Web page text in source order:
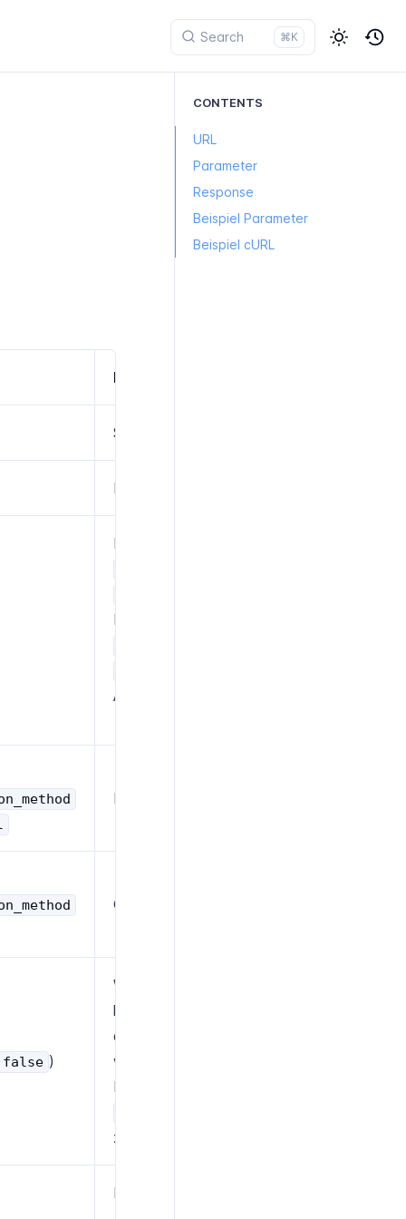
⌘K
Beschreibung
Stichwort
Beschreibung
Mitgliederauswahl
Manuell
Alarmierung
E-Mail-Adressen
Gruppen-ID
false )
Wenn
keine Empfänger
alarmiert werden
würden, wird der
Fehler
zurückgegeben
Firma, Name
CONTENTS
URL
Parameter
Response
Beispiel Parameter
Beispiel cURL